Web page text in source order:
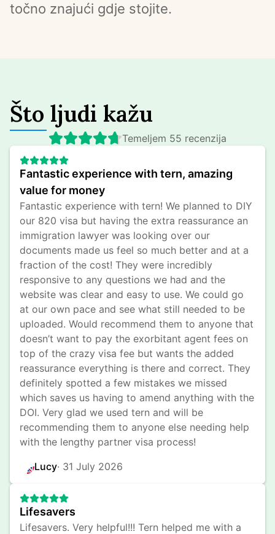
točno znajući gdje stojite.
Što ljudi kažu
Temeljem 55 recenzija
Fantastic experience with tern, amazing
value for money
Fantastic experience with tern! We planned to DIY
our 820 visa but having the extra reassurance an
immigration lawyer was looking over our
documents made us feel so much better and at a
fraction of the cost! They were incredibly
responsive to any questions we had and the
website was clear and easy to use. We could go
at our own pace and see what still needed to be
uploaded. Would recommend them to anyone that
doesn’t want to pay the exorbitant agent fees on
top of the crazy visa fee but wants the added
reassurance everything is there and correct. They
definitely spotted a few mistakes we missed
which saves us having to amend anything with the
DOI. Very glad we used tern and will be
recommending them to anyone else needing help
with the lengthy partner visa process!
Lucy· 31 July 2026
Lifesavers
Lifesavers. Very helpful!!! Tern helped me with a